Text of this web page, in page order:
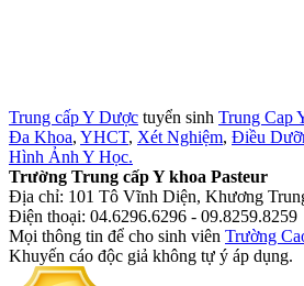
Trung cấp Y Dược tuyển sinh Trung Cap
Đa Khoa, YHCT, Xét Nghiệm, Điều
Hình Ảnh Y Học.
Trường Trung cấp Y khoa Pasteur
Địa chỉ: 101 Tô Vĩnh Diện, Khương
Điện thoại: 04.6296.6296 - 09.8259.8259
Mọi thông tin để cho sinh viên Trường
Khuyến cáo độc giả không tự ý áp dụng.